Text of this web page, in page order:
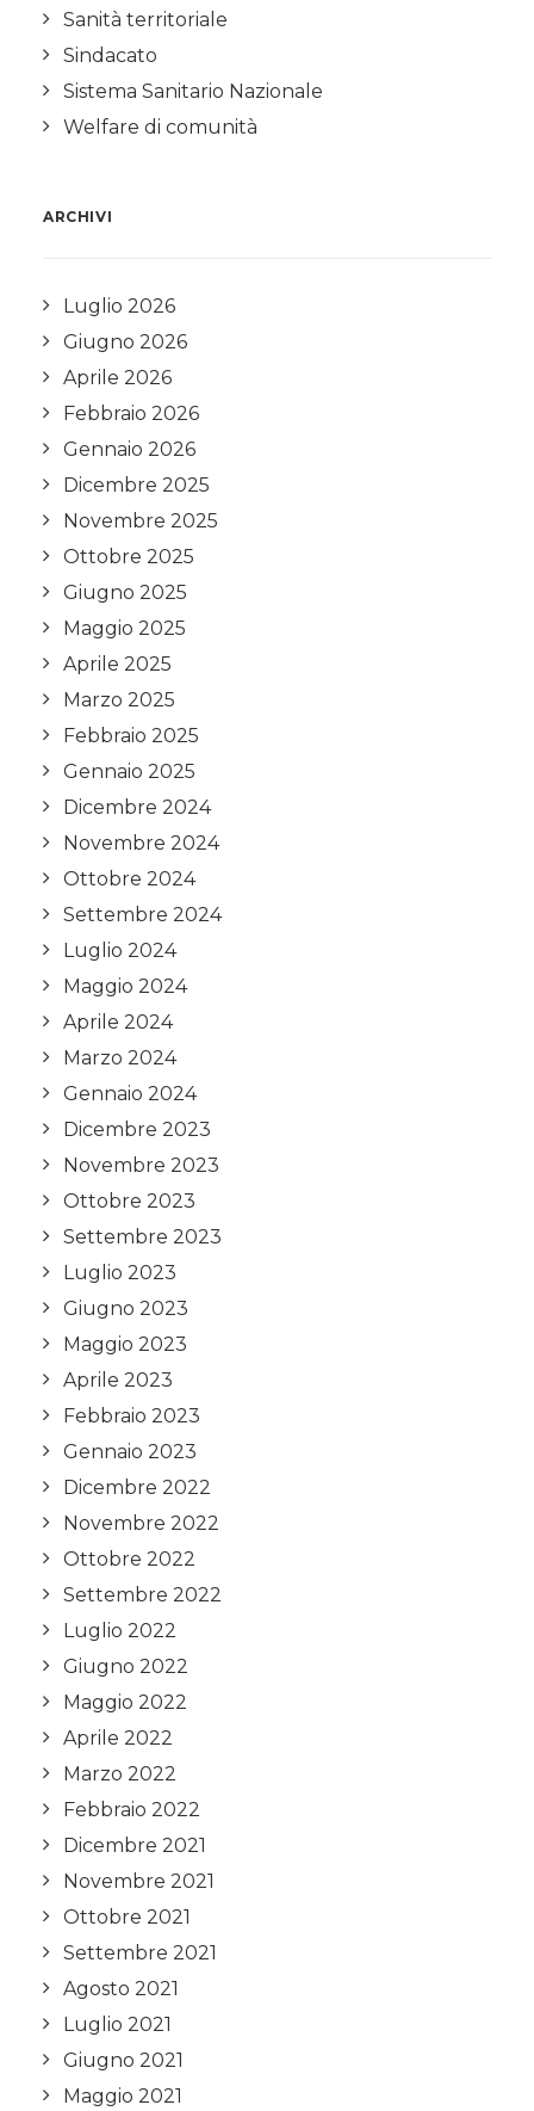
Sanità territoriale
Sindacato
Sistema Sanitario Nazionale
Welfare di comunità
ARCHIVI
Luglio 2026
Giugno 2026
Aprile 2026
Febbraio 2026
Gennaio 2026
Dicembre 2025
Novembre 2025
Ottobre 2025
Giugno 2025
Maggio 2025
Aprile 2025
Marzo 2025
Febbraio 2025
Gennaio 2025
Dicembre 2024
Novembre 2024
Ottobre 2024
Settembre 2024
Luglio 2024
Maggio 2024
Aprile 2024
Marzo 2024
Gennaio 2024
Dicembre 2023
Novembre 2023
Ottobre 2023
Settembre 2023
Luglio 2023
Giugno 2023
Maggio 2023
Aprile 2023
Febbraio 2023
Gennaio 2023
Dicembre 2022
Novembre 2022
Ottobre 2022
Settembre 2022
Luglio 2022
Giugno 2022
Maggio 2022
Aprile 2022
Marzo 2022
Febbraio 2022
Dicembre 2021
Novembre 2021
Ottobre 2021
Settembre 2021
Agosto 2021
Luglio 2021
Giugno 2021
Maggio 2021